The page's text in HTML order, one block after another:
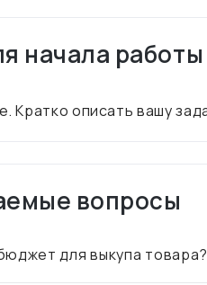
начала работы
вопросы
для выкупа товара?